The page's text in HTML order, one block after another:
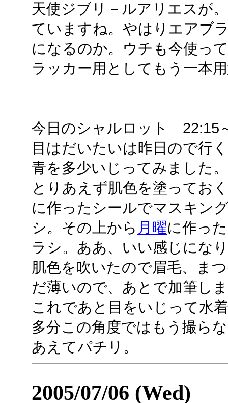
天使ジブリ－ルアリエスが
ていますね。やはりエアブ
になるのか。ウチも今使っ
ラッカー用としてもう一本
今日のシャルロット 22:15
目はだいたいは昨日ので行
青を多少いじってみました。
とりあえず肌色を塗ってお
に作ったシールでマスキン
シ。その上から 月曜に作っ
ラシ。ああ、いい感じにな
肌色を吹いたので眉毛、ま
だ薄いので、あとで加筆し
これであと目をいじって水
多分この角度ではもう撮ら
あえてパチリ。
2005/07/06 (Wed)